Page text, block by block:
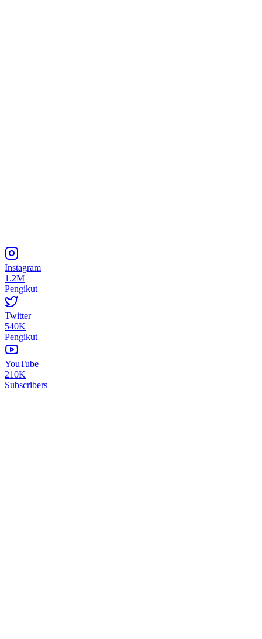
Instagram
1.2M
Pengikut
Twitter
540K
Pengikut
YouTube
210K
Subscribers